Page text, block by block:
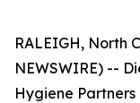
RALEIGH, North
NEWSWIRE) --
Hygiene